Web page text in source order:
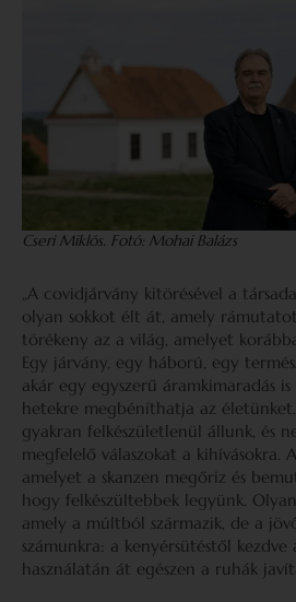
Cseri Miklós. Fotó: Mohai Balázs
„A covidjárvány kitörésével a
olyan sokkot élt át, amely
törékeny az a világ, amelyet
Egy járvány, egy háború, egy
akár egy egyszerű áramkimaradás
hetekre megbéníthatja az
gyakran felkészületlenül állunk, és
megfelelő válaszokat a kihívásokra.
amelyet a skanzen megőriz és
hogy felkészültebbek legyünk.
amely a múltból származik, de a
számunkra: a kenyérsütéstől
használatán át egészen a ruhák